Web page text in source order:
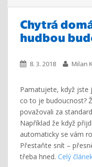
Chytrá
hudbou
8. 3. 2018 Milan
Pamatujete, když jste
co to je budoucnost?
považovali za
Například že když
automaticky se vám
Přestaňte snít –
třeba hned. Celý